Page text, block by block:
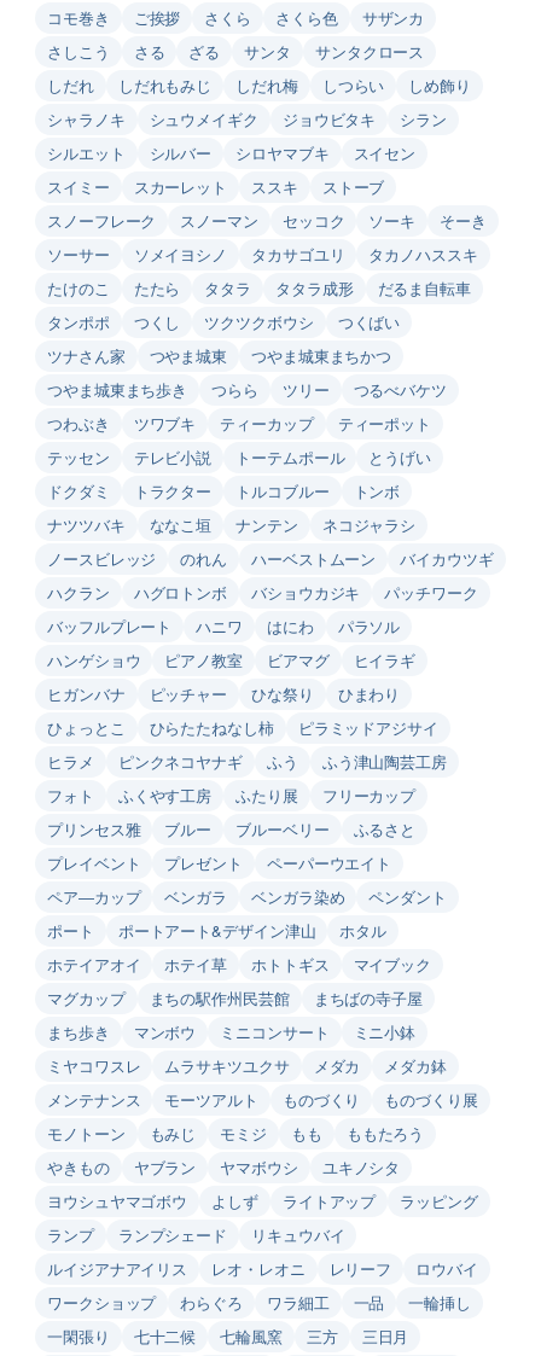
コモ巻き ご挨拶 さくら さくら色
サザンカ
さしこう
さる ざる サンタ
サンタクロース
しだれ
しだれもみじ しだれ梅 しつらい
しめ飾り
シャラノキ
シュウメイギク ジョウビタキ
シラン
シルエット
シルバー シロヤマブキ
スイセン
スイミー
スカーレット ススキ
ストーブ
スノーフレーク
スノーマン セッコク ソーキ
そーき
ソーサー
ソメイヨシノ タカサゴユリ
タカノハススキ
たけのこ
たたら タタラ タタラ成形
だるま自転車
タンポポ
つくし ツクツクボウシ
つくばい
ツナさん家
つやま城東
つやま城東まちかつ
つやま城東まち歩き
つらら ツリー
つるべバケツ
つわぶき
ツワブキ ティーカップ
ティーポット
テッセン
テレビ小説 トーテムポール
とうげい
ドクダミ
トラクター トルコブルー
トンボ
ナツツバキ
ななこ垣 ナンテン
ネコジャラシ
ノースビレッジ
のれん ハーベストムーン
バイカウツギ
ハクラン
ハグロトンボ バショウカジキ
パッチワーク
バッフルプレート
ハニワ はにわ
パラソル
ハンゲショウ
ピアノ教室 ビアマグ
ヒイラギ
ヒガンバナ
ピッチャー ひな祭り
ひまわり
ひょっとこ
ひらたたねなし柿
ピラミッドアジサイ
ヒラメ
ピンクネコヤナギ ふう
ふう津山陶芸工房
フォト
ふくやす工房 ふたり展
フリーカップ
プリンセス雅
ブルー ブルーベリー
ふるさと
プレイベント
プレゼント
ペーパーウエイト
ペア―カップ
ベンガラ ベンガラ染め
ペンダント
ポート
ポートアート&デザイン津山
ホタル
ホテイアオイ
ホテイ草 ホトトギス
マイブック
マグカップ
まちの駅作州民芸館
まちばの寺子屋
まち歩き
マンボウ ミニコンサート
ミニ小鉢
ミヤコワスレ
ムラサキツユクサ メダカ
メダカ鉢
メンテナンス
モーツアルト ものづくり
ものづくり展
モノトーン
もみじ モミジ もも
ももたろう
やきもの
ヤブラン ヤマボウシ
ユキノシタ
ヨウシュヤマゴボウ
よしず ライトアップ
ラッピング
ランプ
ランプシェード
リキュウバイ
ルイジアナアイリス
レオ・レオニ レリーフ
ロウバイ
ワークショップ
わらぐろ ワラ細工 一品
一輪挿し
一閑張り
七十二候 七輪風窯 三方
三日月